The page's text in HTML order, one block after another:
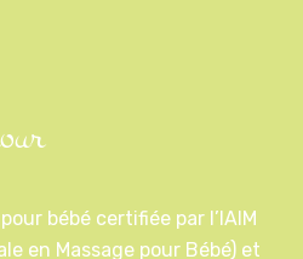
bébé certifiée par l’IAIM
en Massage pour Bébé) et